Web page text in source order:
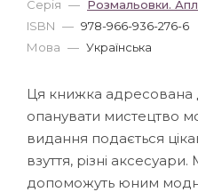
Серія — Розмальовки.
ISBN — 978-966-936-276-6
Мова — Українська
Ця книжка адресована
опанувати мистецтво
видання подається
взуття, різні
допоможуть юним